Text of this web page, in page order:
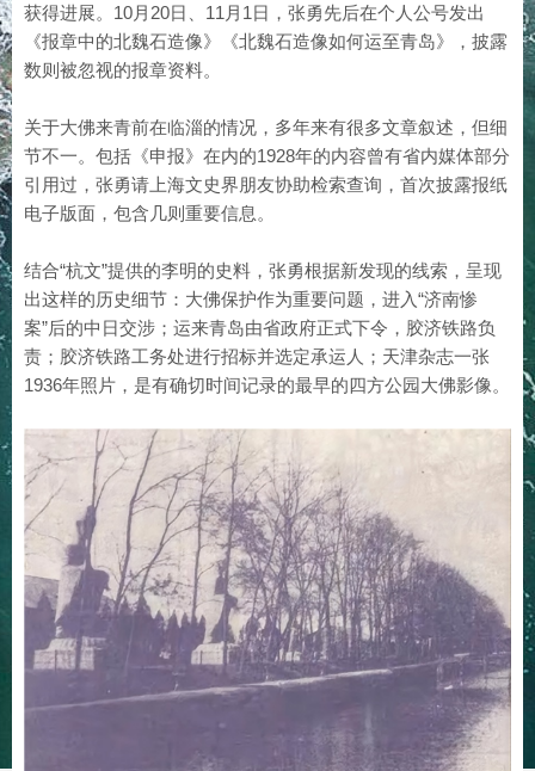
获得进展。10月20日、11月1日，张勇先后在个人公号发出
《报章中的北魏石造像》《北魏石造像如何运至青岛》，披露
数则被忽视的报章资料。
关于大佛来青前在临淄的情况，多年来有很多文章叙述，但细
节不一。包括《申报》在内的1928年的内容曾有省内媒体部分
引用过，张勇请上海文史界朋友协助检索查询，首次披露报纸
电子版面，包含几则重要信息。
结合“杭文”提供的李明的史料，张勇根据新发现的线索，呈现
出这样的历史细节：大佛保护作为重要问题，进入“济南惨
案”后的中日交涉；运来青岛由省政府正式下令，胶济铁路负
责；胶济铁路工务处进行招标并选定承运人；天津杂志一张
1936年照片，是有确切时间记录的最早的四方公园大佛影像。